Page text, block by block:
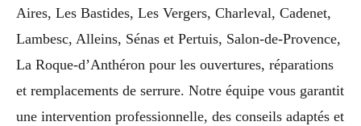
Aires, Les Bastides, Les Vergers, Charleval, Cadenet,
Lambesc, Alleins, Sénas et Pertuis, Salon-de-Provence,
La Roque-d’Anthéron pour les ouvertures, réparations
et remplacements de serrure. Notre équipe vous garantit
une intervention professionnelle, des conseils adaptés et